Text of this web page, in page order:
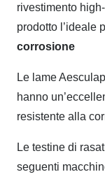
rivestimento
prodotto l’ideale
corrosione
Le lame
hanno
resistente alla
Le testine di
seguenti